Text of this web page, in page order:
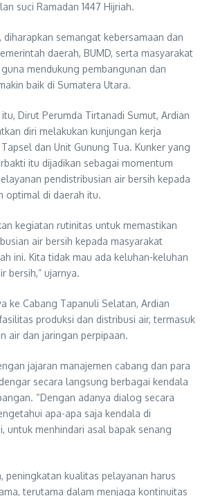
suci Ramadan 1447 Hijriah.
semangat kebersamaan dan
daerah, BUMD, serta masyarakat
mendukung pembangunan dan
baik di Sumatera Utara.
Dirut Perumda Tirtanadi Sumut, Ardian
diri melakukan kunjungan kerja
dan Unit Gunung Tua. Kunker yang
itu dijadikan sebagai momentum
pendistribusian air bersih kepada
optimal di daerah itu.
kegiatan rutinitas untuk memastikan
air bersih kepada masyarakat
ini. Kita tidak mau ada keluhan-keluhan
bersih,” ujarnya.
ke Cabang Tapanuli Selatan, Ardian
produksi dan distribusi air, termasuk
air dan jaringan perpipaan.
jajaran manajemen cabang dan para
secara langsung berbagai kendala
“Dengan adanya dialog secara
apa-apa saja kendala di
untuk menhindari asal bapak senang
peningkatan kualitas pelayanan harus
terutama dalam menjaga kontinuitas